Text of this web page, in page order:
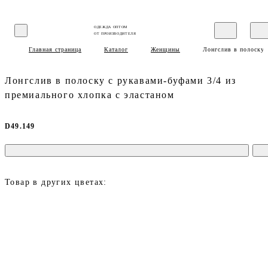
ОДЕЖДА ОПТОМ
ОТ ПРОИЗВОДИТЕЛЯ
Главная страница Каталог Женщины Лонгслив в полоску
Лонгслив в полоску с рукавами-буфами 3/4 из
премиального хлопка с эластаном
D49.149
Товар в других цветах: